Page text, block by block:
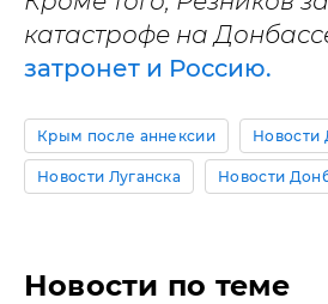
катастрофе на
затронет и Россию.
Крым после аннексии Новости
Новости Луганска Новости
Новости по теме